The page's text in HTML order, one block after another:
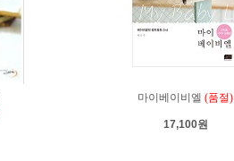
마이베이비엘 (품절)
17,100원